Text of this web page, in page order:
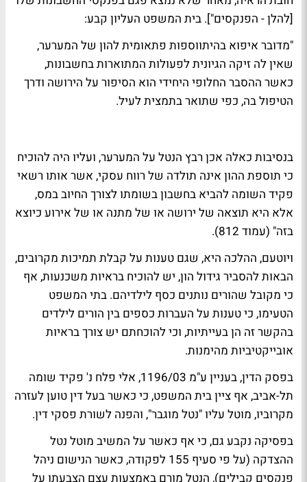
[להלן - הפנקסים"]. בית המשפט העליון קבע:
"מדובר איפוא בהיתווספות פתאומית להון של המערער,
שאין לה זיקה הגיונית לפעולות המתוארות בחשבונות,
כאשר ההסבר החלופי היחידי הוא הסיפור על הירושה ודרך
הטיפול בה, כפי שתואר בתמצית לעיל.
בנסיבות כאלה אכן רבץ הנטל על המערער, ועליו היה להוכיח
כי תוספת ההון אינה תולדה של רווח עסקי, אשר אותו רשאי
פקיד השומה להביא בחשבון בשומתו לצורך החיוב במס,
אלא היא תוצאה של ירושה או של מתנה או של אירוע כיוצא
בזה" (עמוד 812).
ויוטעם, ההלכה היא, שגם טענות על קבלת תמיכות מקרובים,
הבאות להסביר גידול הון, יש להוכיח בראיות משכנעות, אף
כי מקובל שהורים נותנים כסף לילדיהם. בתי המשפט
הטעימו, כי טענות על העברות כספים בין הורים לילדים
בהקשר זה הן בעייתיות, וכי להוכחתם יש צורך בראיות
אובייקטיביות מהימנות.
בפסק הדין, בעניין ע"מ 1196/03, אלי פלח נ' פקיד שומה
תל-אביב, אף ציין בית המשפט, כי כאשר בעל דין טוען לעזרה
מקרוביו, מוטל עליו "נטל מוגבר", והפנה לשורת פסקי דין.
בפסיקה נקבע גם, כי אף כאשר על המשיב מוטל נטל
ההצדקה (על פי סעיף 155 לפקודה, כאשר הנישום ניהל
פנקסים קבילים), הנטל מורם באמצעות עצם הצבעתו על